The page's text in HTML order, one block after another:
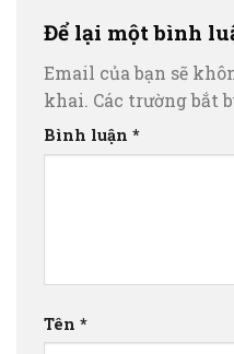
Để lại một bình
Email của bạn sẽ
khai. Các trường bắt
Bình luận *
Tên *